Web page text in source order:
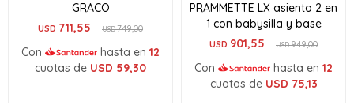
GRACO
USD 711,55 USD749,00
Con hasta en 12
cuotas de USD 59,30
PRAMMETTE LX asiento 2 en
1 con babysilla y base
USD 901,55 USD949,00
Con hasta en 12
cuotas de USD 75,13